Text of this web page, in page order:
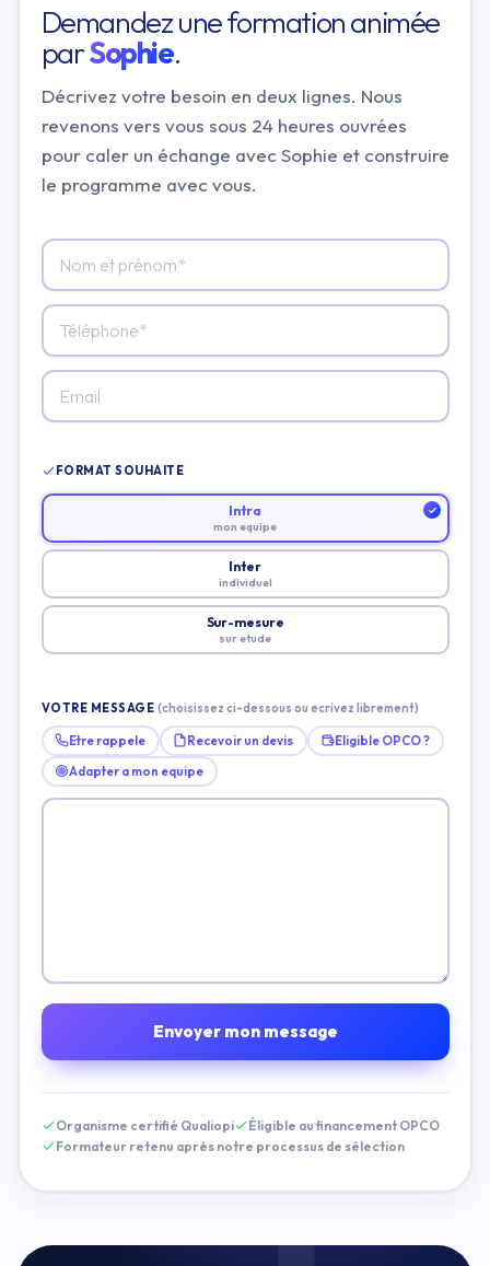
Demandez une formation animée
parSophie.
Décrivez votre besoin en deux lignes. Nous
revenons vers vous sous 24 heures ouvrées
pour caler un échange avec Sophie et construire
le programme avec vous.
FORMAT SOUHAITE
Intra
mon equipe
Inter
individuel
Sur-mesure
sur etude
VOTRE MESSAGE (choisissez ci-dessous ou ecrivez librement)
Etre rappele Recevoir un devis
Eligible OPCO ?
Adapter a mon equipe
Envoyer mon message
Organisme certifié Qualiopi
Éligible au financement OPCO
Formateur retenu après notre processus de sélection